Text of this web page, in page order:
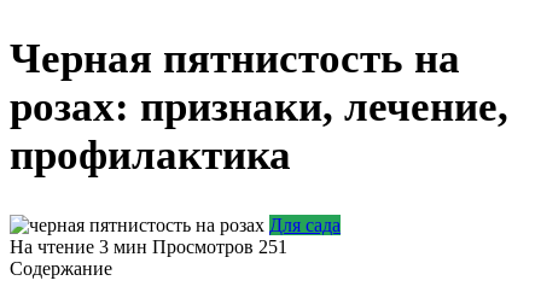
Черная пятнистость на
розах: признаки, лечение,
профилактика
Для сада
На чтение 3 мин Просмотров 251
Содержание